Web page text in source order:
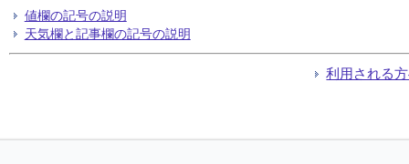
24
24
24
24
値欄の記号の説明
天気欄と記事欄の記号の説明
利用される